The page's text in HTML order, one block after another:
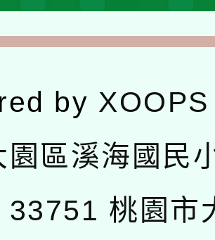
by XOOPS
園區溪海國民
33751 桃園市